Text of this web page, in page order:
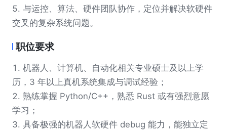
5. 与运控、算法、硬件团队协作，定位并解决软硬件
交叉的复杂系统问题。
职位要求
1. 机器人、计算机、自动化相关专业硕士及以上学
历，3 年以上真机系统集成与调试经验；
2. 熟练掌握 Python/C++，熟悉 Rust 或有强烈意愿
学习；
3. 具备极强的机器人软硬件 debug 能力，能独立定